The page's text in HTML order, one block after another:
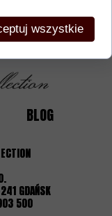
BLOG
GDAŃSK
500
wszystkie